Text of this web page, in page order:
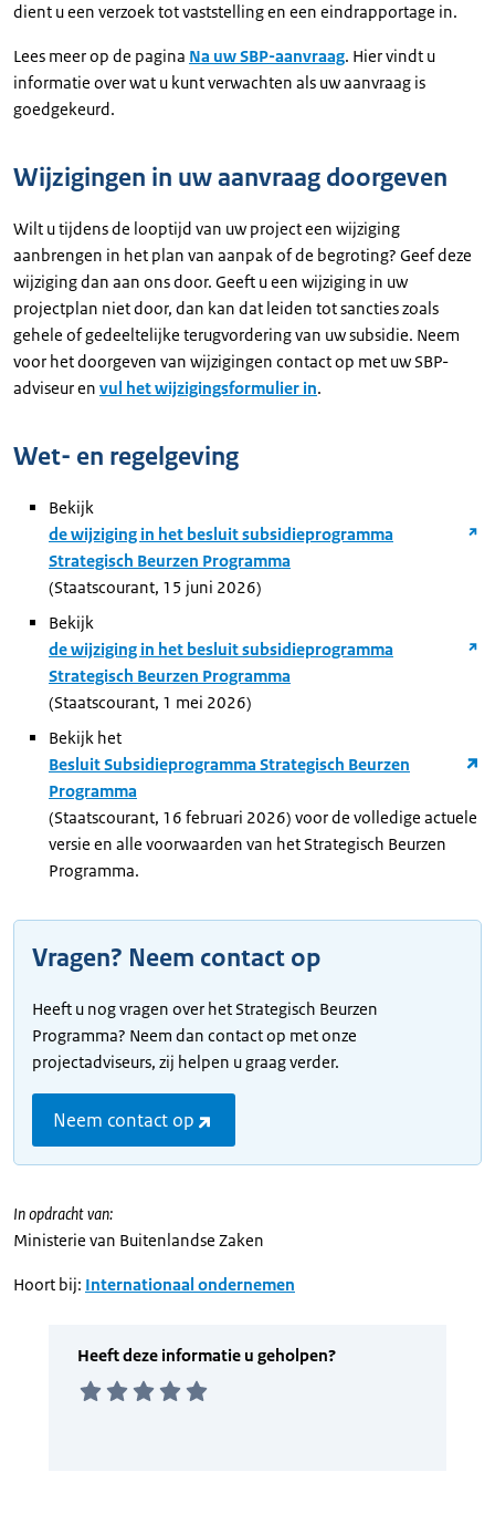
dient u een verzoek tot vaststelling en een eindrapportage in.
Lees meer op de pagina Na uw SBP-aanvraag. Hier vindt u
informatie over wat u kunt verwachten als uw aanvraag is
goedgekeurd.
Wijzigingen in uw aanvraag doorgeven
Wilt u tijdens de looptijd van uw project een wijziging
aanbrengen in het plan van aanpak of de begroting? Geef deze
wijziging dan aan ons door. Geeft u een wijziging in uw
projectplan niet door, dan kan dat leiden tot sancties zoals
gehele of gedeeltelijke terugvordering van uw subsidie. Neem
voor het doorgeven van wijzigingen contact op met uw SBP-
adviseur en vul het wijzigingsformulier in.
Wet- en regelgeving
Bekijk
de wijziging in het besluit subsidieprogramma
Strategisch Beurzen Programma
(Staatscourant, 15 juni 2026)
Bekijk
de wijziging in het besluit subsidieprogramma
Strategisch Beurzen Programma
(Staatscourant, 1 mei 2026)
Bekijk het
Besluit Subsidieprogramma Strategisch Beurzen
Programma
(Staatscourant, 16 februari 2026) voor de volledige actuele
versie en alle voorwaarden van het Strategisch Beurzen
Programma.
Vragen? Neem contact op
Heeft u nog vragen over het Strategisch Beurzen
Programma? Neem dan contact op met onze
projectadviseurs, zij helpen u graag verder.
Neem contact op
In opdracht van:
Ministerie van Buitenlandse Zaken
Hoort bij: Internationaal ondernemen